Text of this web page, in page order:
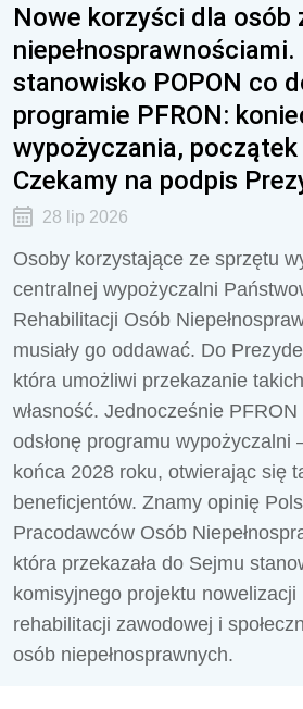
Nowe korzyści dla osób
stanowisko POPON co
programie PFRON:
wypożyczania,
Czekamy na podpis
28 lip 2026
Osoby korzystające ze sprzętu
centralnej wypożyczalni
Rehabilitacji Osób
musiały go oddawać. Do
która umożliwi przekazanie
własność. Jednocześnie PFRON
odsłonę programu wypożyczalni
końca 2028 roku, otwierając się
beneficjentów. Znamy opinię
Pracodawców Osób
która przekazała do Sejmu
komisyjnego projektu nowelizacji
rehabilitacji zawodowej i
osób niepełnosprawnych.